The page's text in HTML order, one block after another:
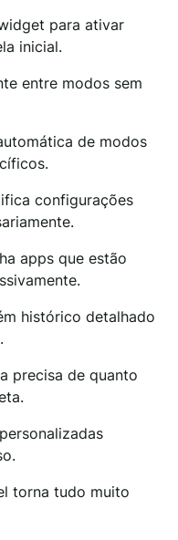
para ativar
inicial.
entre modos sem
de modos
configurações
apps que estão
histórico detalhado
precisa de quanto
torna tudo muito